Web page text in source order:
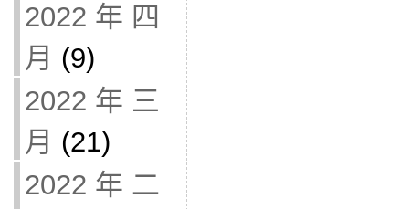
2022 年 四
月 (9)
2022 年 三
月 (21)
2022 年 二